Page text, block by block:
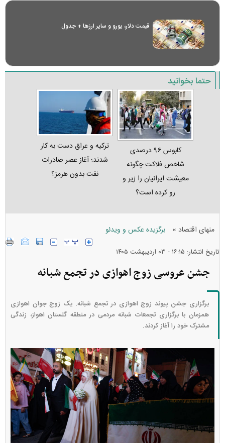
قیمت دلار، یورو و سایر ارز‌ها + جدول
حتما بخوانید
کابوس ۹۶ درصدی
شاخص فلاکت چگونه
معیشت ایرانیان را زیر و
رو کرده است؟
ترکیه و عراق دست به کار
شدند؛ آغاز عصر صادرات
نفت بدون هرمز؟
منهای اقتصاد » برگزیده عکس و ویدئو
تاریخ انتشار: ۱۶:۱۵ - ۰۳ ارديبهشت ۱۴۰۵
جشن عروسی زوج اهوازی در تجمع شبانه
برگزاری جشن پیوند زوج اهوازی در تجمع شبانه. یک زوج جوان اهوازی
همزمان با برگزاری تجمعات شبانه مردمی در منطقه گلستان اهواز، زندگی
مشترک خود را آغاز کردند.